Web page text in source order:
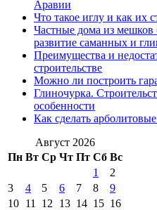
Аравии
Что такое иглу и как их
Частные дома из мешков
развитие саманных и
Преимущества и
строительстве
Можно ли построить
Глиночурка.
особенности
Как сделать
Август 2026
Пн Вт Ср Чт Пт Сб Вс
1
2
3
4 5 6 7 8
9
10 11 12 13 14 15 16